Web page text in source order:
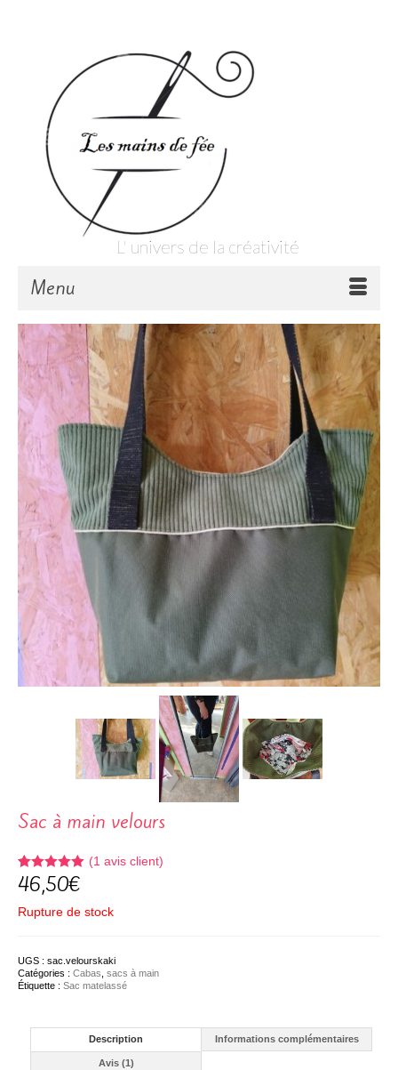
L' univers de la créativité
Menu
Sac à main velours
Noté 5.00
sur 5
basé sur
1
notation
(1 avis client)
46,50€
Rupture de stock
UGS : sac.velourskaki
Catégories : Cabas sacs à main
Étiquette : Sac matelassé
Description Informations complémentaires
Avis (1)